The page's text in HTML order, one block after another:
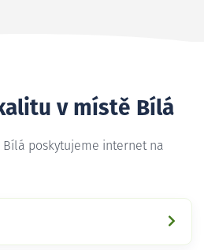
v místě Bílá
Bílá poskytujeme internet na